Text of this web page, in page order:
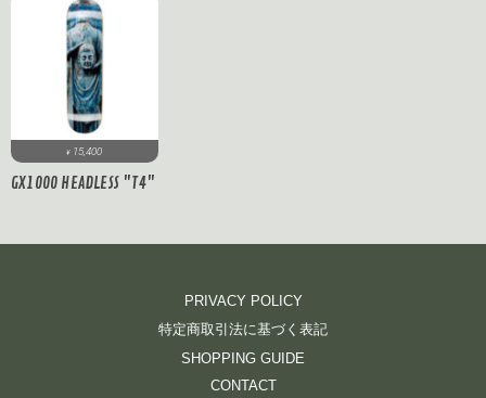
¥ 15,400
GX1000 HEADLESS "T4"
PRIVACY POLICY
特定商取引法に基づく表記
SHOPPING GUIDE
CONTACT